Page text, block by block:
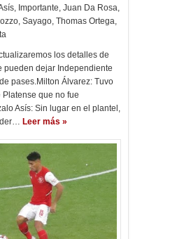
, Importante, Juan Da Rosa,
, Sayago, Thomas Ortega,
los detalles de
pueden dejar Independiente
pases.Milton Álvarez: Tuvo
que no fue
Asís: Sin lugar en el plantel,
Leer más »